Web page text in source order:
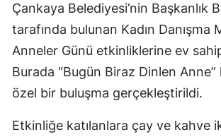
Çankaya Belediyesi’nin Başkanlık
tarafında bulunan Kadın Danışma
Anneler Günü etkinliklerine ev
Burada “Bugün Biraz Dinlen
özel bir buluşma gerçekleştirildi.
Etkinliğe katılanlara çay ve kahve